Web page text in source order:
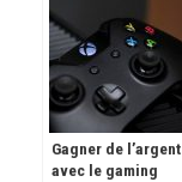
Gagner de l’argent
avec le gaming